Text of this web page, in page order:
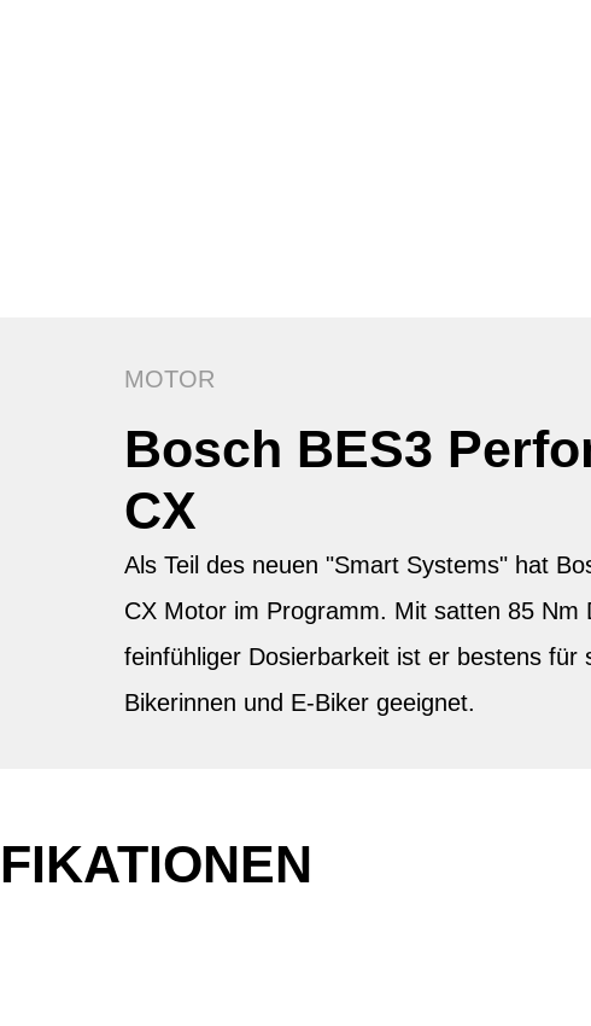
MOTOR
Bosch BES3
CX
Als Teil des neuen "Smart Systems" hat
CX Motor im Programm. Mit satten 85 Nm
feinfühliger Dosierbarkeit ist er bestens für
Bikerinnen und E-Biker geeignet.